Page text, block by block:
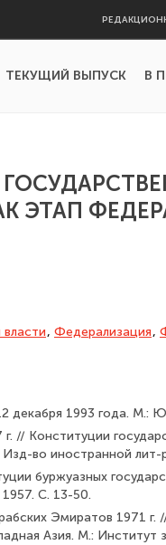
ТЕКУЩИЙ ВЫПУСК В
ЭТАП
, Федерализация,
декабря 1993 года. М.:
// Конституции
во иност­ранной лит-
буржуазных
С. 13-50.
Эмиратов 1971 г.
Азия. М.: Институт